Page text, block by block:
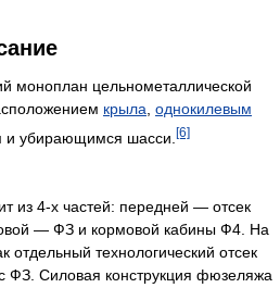
моноплан цельнометаллической
крыла, однокилевым
и убирающимся шасси. [6]
из 4-х частей: передней — отсек
— ФЗ и кормовой кабины Ф4. На
отдельный технологический отсек
ФЗ. Силовая конструкция фюзеляжа